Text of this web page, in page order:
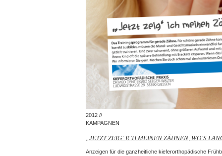
2012 //
KAMPAGNEN
„JETZT ZEIG‘ ICH MEINEN ZÄHNEN, WO’S
Anzeigen für die ganzheitliche kieferorthopädische